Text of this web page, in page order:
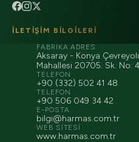
İLETIŞIM BILGILERI
FABRIKA ADRES
Aksaray - Konya
Mahallesi 20705. Sk. No:
TELEFON
+90 (332) 502 41 48
TELEFON
+90 506 049 34 42
E-POSTA
bilgi@harmas.com.tr
WEB SITESI
www.harmas.com.tr